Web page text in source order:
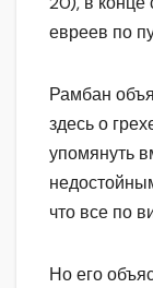
евреев по
Рамбан
здесь о
упомянуть
что все по
Но его